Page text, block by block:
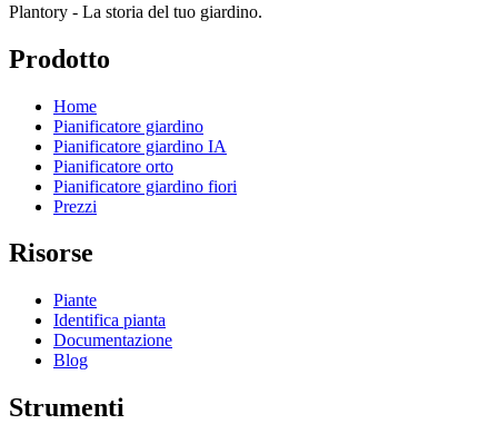
Plantory - La storia del tuo giardino.
Prodotto
Home
Pianificatore giardino
Pianificatore giardino IA
Pianificatore orto
Pianificatore giardino fiori
Prezzi
Risorse
Piante
Identifica pianta
Documentazione
Blog
Strumenti